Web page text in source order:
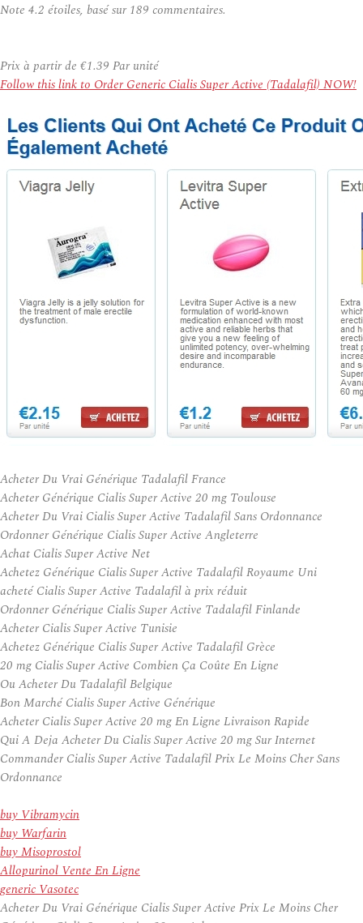
Note 4.2 étoiles, basé sur 189 commentaires.
Prix à partir de €1.39 Par unité
Follow this link to Order Generic Cialis Super Active (Tadalafil) NOW!
Acheter Du Vrai Générique Tadalafil France
Acheter Générique Cialis Super Active 20 mg Toulouse
Acheter Du Vrai Cialis Super Active Tadalafil Sans Ordonnance
Ordonner Générique Cialis Super Active Angleterre
Achat Cialis Super Active Net
Achetez Générique Cialis Super Active Tadalafil Royaume Uni
acheté Cialis Super Active Tadalafil à prix réduit
Ordonner Générique Cialis Super Active Tadalafil Finlande
Acheter Cialis Super Active Tunisie
Achetez Générique Cialis Super Active Tadalafil Grèce
20 mg Cialis Super Active Combien Ça Coûte En Ligne
Ou Acheter Du Tadalafil Belgique
Bon Marché Cialis Super Active Générique
Acheter Cialis Super Active 20 mg En Ligne Livraison Rapide
Qui A Deja Acheter Du Cialis Super Active 20 mg Sur Internet
Commander Cialis Super Active Tadalafil Prix Le Moins Cher Sans
Ordonnance
buy Vibramycin
buy Warfarin
buy Misoprostol
Allopurinol Vente En Ligne
generic Vasotec
Acheter Du Vrai Générique Cialis Super Active Prix Le Moins Cher